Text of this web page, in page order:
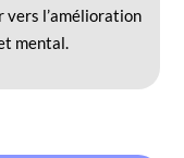
vers l’amélioration
mental.